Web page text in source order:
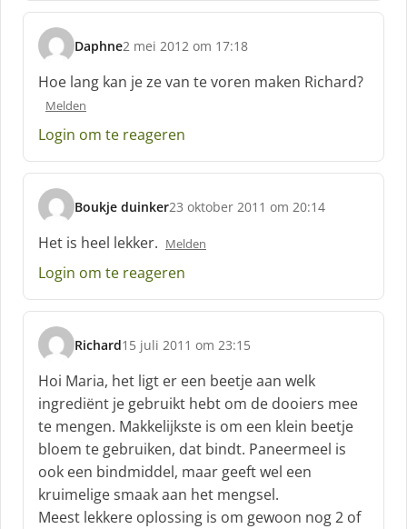
Daphne
s
c
h
e
f
2 mei 2012 om 17:18
Hoe lang kan je ze van te voren maken Richard?
Melden
Login om te reageren
Boukje duinker
s
c
h
r
e
f
:
23 oktober 2011 om 20:14
Het is heel lekker. Melden
Login om te reageren
Richard
s
c
h
r
e
e
f
:
15 juli 2011 om 23:15
Hoi Maria, het ligt er een beetje aan welk
ingrediënt je gebruikt hebt om de dooiers mee
te mengen. Makkelijkste is om een klein beetje
bloem te gebruiken, dat bindt. Paneermeel is
ook een bindmiddel, maar geeft wel een
kruimelige smaak aan het mengsel.
Meest lekkere oplossing is om gewoon nog 2 of